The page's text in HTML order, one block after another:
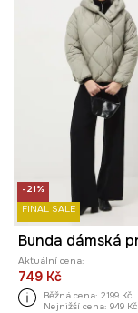
-21%
FINAL SALE
Aktuální cena:
749 Kč
Běžná cena: 2199 Kč
Nejnižší cena: 949 Kč